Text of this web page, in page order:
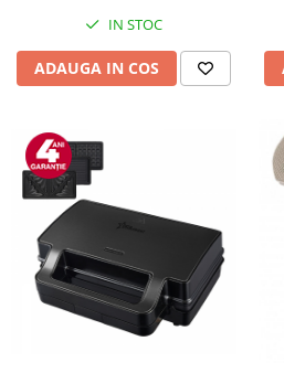
IN STOC
ADAUGA IN COS